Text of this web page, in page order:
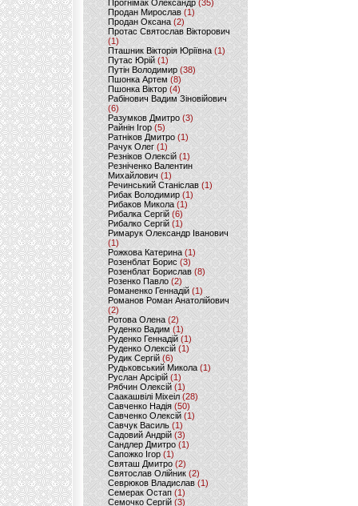
Прогнімак Олександр(35)
Продан Мирослав(1)
Продан Оксана (2)
Протас Святослав Вікторович
(1)
Пташник Вікторія Юріївна (1)
Путас Юрій (1)
Путін Володимир(38)
Пшонка Артем (8)
Пшонка Віктор(4)
Рабінович Вадим Зіновійович
(6)
Разумков Дмитро (3)
Райнін Ігор(5)
Ратніков Дмитро (1)
Рачук Олег (1)
Резніков Олексій(1)
Резніченко Валентин
Михайлович (1)
Речинський Станіслав (1)
Рибак Володимир(1)
Рибаков Микола(1)
Рибалка Сергій (6)
Рибалко Сергій (1)
Римарук Олександр Іванович
(1)
Рожкова Катерина(1)
Розенблат Борис (3)
Розенблат Борислав (8)
Розенко Павло (2)
Романенко Геннадій (1)
Романов Роман Анатолійович
(2)
Ротова Олена(2)
Руденко Вадим (1)
Руденко Геннадій (1)
Руденко Олексій(1)
Рудик Сергій(6)
Рудьковський Микола (1)
Руслан Арсірій(1)
Рябчин Олексій (1)
Саакашвілі Міхеіл(28)
Савченко Надія (50)
Савченко Олексій(1)
Савчук Василь (1)
Садовий Андрій (3)
Сандлер Дмитро(1)
Сапожко Ігор(1)
Святаш Дмитро (2)
Святослав Олійник (2)
Севрюков Владислав (1)
Семерак Остап (1)
Семочко Сергій (3)